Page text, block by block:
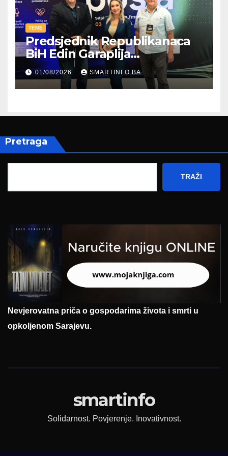
TEME
Predsjednik Republikanaca
BiH Edin Garaplija
prisustvovao prezentaciji
Federalnog sajma
zapošljavanja
01/08/2026 SMARTINFO.BA
Pretraga
TRAŽI
Nevjerovatna priča o gospodarima života i smrti u
opkoljenom Sarajevu.
smartinfo
Solidarnost. Povjerenje. Inovativnost.